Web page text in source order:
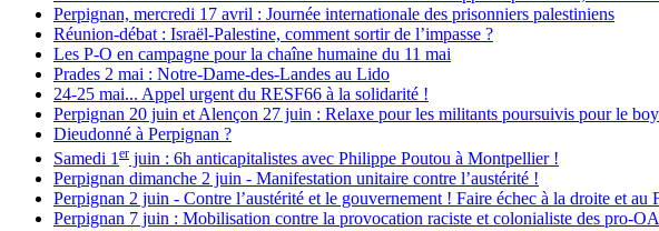
Perpignan, mercredi 17 avril : Journée internationale des prisonniers palestiniens
Réunion-débat : Israël-Palestine, comment sortir de l’impasse ?
Les P-O en campagne pour la chaîne humaine du 11 mai
Prades 2 mai : Notre-Dame-des-Landes au Lido
24-25 mai... Appel urgent du RESF66 à la solidarité !
Perpignan 20 juin et Alençon 27 juin : Relaxe pour les militants poursuivis pour le
Dieudonné à Perpignan ?
Samedi 1 er juin : 6h anticapitalistes avec Philippe Poutou à Montpellier !
Perpignan dimanche 2 juin - Manifestation unitaire contre l’austérité !
Perpignan 2 juin - Contre l’austérité et le gouvernement ! Faire échec à la droite et
Perpignan 7 juin : Mobilisation contre la provocation raciste et colonialiste des pro-